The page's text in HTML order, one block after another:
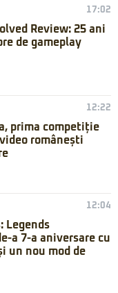
17:02
Review: 25 ani
de gameplay
12:22
prima competiție
românești
12:04
Legends
a 7-a aniversare cu
un nou mod de